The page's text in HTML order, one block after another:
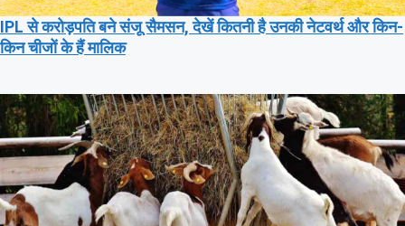
IPL से करोड़पति बने संजू सैमसन, देखें कितनी है उनकी नेटवर्थ और किन-
किन चीजों के हैं मालिक